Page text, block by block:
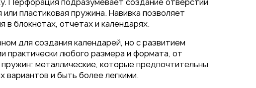
пластиковая пружина. Навивка позволяет
блокнотах, отчетах и календарях.
для создания календарей, но с развитием
практически любого размера и формата, от
металлические, которые предпочтительны
вариантов и быть более легкими.